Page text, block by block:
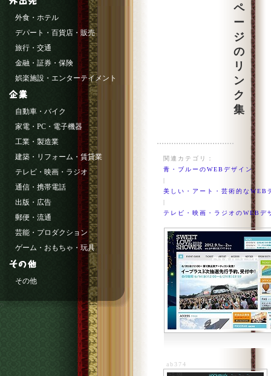
ペ
ー
ジ
の
リ
ン
ク
集
関連カテゴリ：
青・ブルーのWEBデザイン
|
美しい・アート・芸術的なWEB
|
テレビ・映画・ラジオのWEBデ
ab374
外食・ホテル
デパート・百貨店・販売
旅行・交通
金融・証券・保険
娯楽施設・エンターテイメント
自動車・バイク
家電・PC・電子機器
工業・製造業
建築・リフォーム・賃貸業
テレビ・映画・ラジオ
通信・携帯電話
出版・広告
郵便・流通
芸能・プロダクション
ゲーム・おもちゃ・玩具
その他